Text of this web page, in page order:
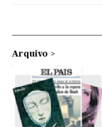
Arquivo